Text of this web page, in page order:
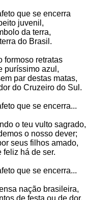
que se encerra
juvenil,
da terra,
do Brasil.
formoso retratas
puríssimo azul,
par destas matas,
do Cruzeiro do Sul.
que se encerra...
o teu vulto sagrado,
o nosso dever;
seus filhos amado,
feliz há de ser.
que se encerra...
nação brasileira,
de festa ou de dor,